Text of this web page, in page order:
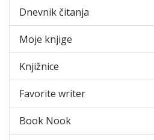
Dnevnik čitanja
Moje knjige
Knjižnice
Favorite writer
Book Nook